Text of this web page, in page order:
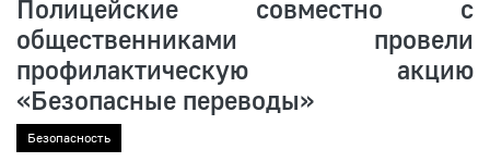
Полицейские совместно с
общественниками провели
профилактическую акцию
«Безопасные переводы»
Безопасность